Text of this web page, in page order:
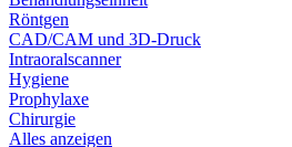
Röntgen
CAD/CAM und 3D-Druck
Intraoralscanner
Hygiene
Prophylaxe
Chirurgie
Alles anzeigen